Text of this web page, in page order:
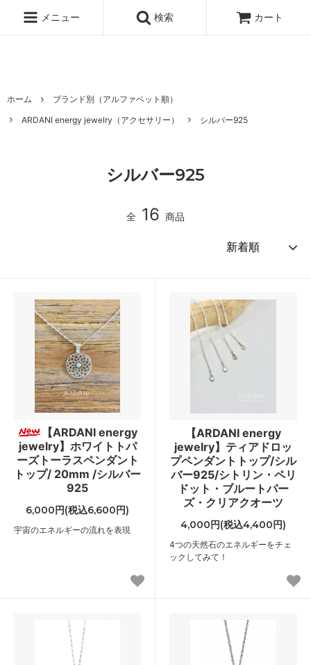
ノンケミカル日焼け止め、オーガニックコスメのオンライン通販ショッ
メニュー 検索 カート
ホーム
ブランド別（アルファベット順）
ARDANI energy jewelry（アクセサリー）
シルバー925
シルバー925
全 16 商品
【ARDANI energy
jewelry】ホワイトトパ
ーズトーラスペンダント
トップ/ 20mm /シルバー
925
6,000円(税込6,600円)
宇宙のエネルギーの流れを表現
【ARDANI energy
jewelry】ティアドロッ
プペンダントトップ/シル
バー925/シトリン・ペリ
ドット・ブルートパー
ズ・クリアクオーツ
4,000円(税込4,400円)
4つの天然石のエネルギーをチェ
ックしてみて！